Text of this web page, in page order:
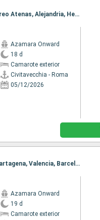
Itinerario : Civitavecchia - Roma, Salerno, Siracusa ( Sicilia), Katakolon, Chania, El Pireo Atenas, Alejandria, Heraklion, La Valetta, Catania, Nápoles, Civitavecchia - Roma
Azamara Onward
18 d
Camarote exterior
Civitavecchia - Roma
05/12/2026
Itinerario : Lisboa, Portimao, Casablanca, Tánger, Cadiz, Sevilla, Gibraltar, Malaga, Cartagena, Valencia, Barcelona, Marsella, Niza, La Spezia, Pisa/Florencia (Livorno), Civitavecchia - Roma
Azamara Onward
19 d
Camarote exterior